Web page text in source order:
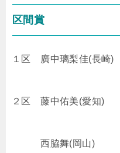
区間賞
１区 廣中璃梨佳(長崎)
２区 藤中佑美(愛知)
西脇舞(岡山)